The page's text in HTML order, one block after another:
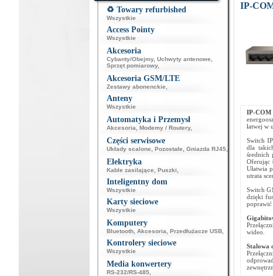
♻️ Towary refurbished
Wszystkie
Access Pointy
Wszystkie
Akcesoria
Cybanty/Obejmy, Uchwyty antenowe
Sprzęt pomiarowy,
Akcesoria GSM/LTE
Zestawy abonenckie
Anteny
Wszystkie
Automatyka i Przemysł
Akcesoria Modemy / Routery,
Części serwisowe
Układy scalone Pozostałe Gniazda RJ45,
Elektryka
Kable zasilające Puszki
Inteligentny dom
Wszystkie
Karty sieciowe
Wszystkie
Komputery
Bluetooth, Akcesoria Przedłużacze USB,
Kontrolery sieciowe
Wszystkie
Media konwertery
RS-232/RS-485,
IP-
IP-
łatwej w
Switch
dla
średnich
Oferując
Ułatwia
utrata
Switch
dzięki
poprawić
wideo.
Stalowa